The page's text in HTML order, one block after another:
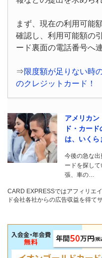
まず、現在の利用可能
確認し、利用可能額の
ード裏面の電話番号へ
⇒限度額が足りない時
のクレジットカード！
アメリカン
ド・カー
は、いくら
今後の急な
ードを探し
張、車の…
CARD EXPRESSではアフィリエ
ド会社各社からの広告収益を得て